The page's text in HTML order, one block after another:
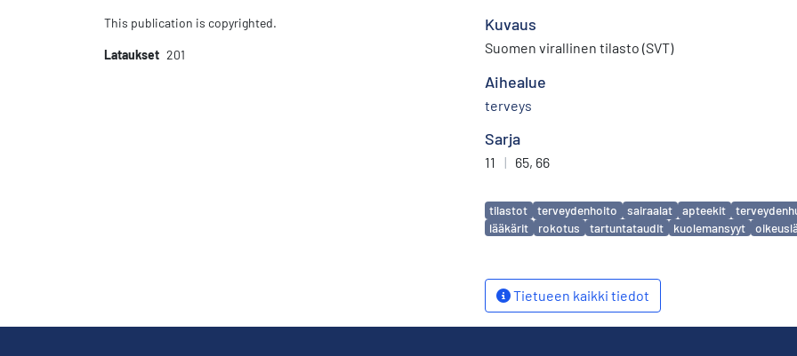
This publication is copyrighted.
Lataukset 201
Kuvaus
Suomen virallinen tilasto (SVT)
Aihealue
terveys
Sarja
11 | 65, 66
Avainsanat
tilastot terveydenhoito sairaalat apteekit
lääkärit
rokotus tartuntataudit kuolemansyyt
Tietueen kaikki tiedot